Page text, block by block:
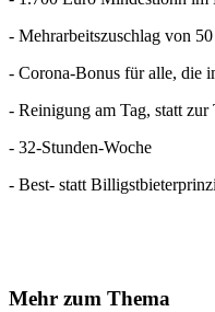
- Mehrarbeitszuschlag von
- Corona-Bonus für alle, die
- Reinigung am Tag, statt zur
- 32-Stunden-Woche
- Best- statt
Mehr zum Thema